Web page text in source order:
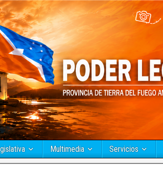
Multimedia Servicios